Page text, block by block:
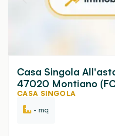
Casa Singola
47020 Montiano
CASA SINGOLA
- mq